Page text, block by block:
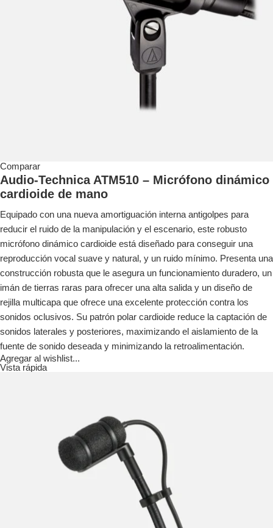
Comparar
Audio-Technica ATM510 – Micrófono dinámico
cardioide de mano
Equipado con una nueva amortiguación interna antigolpes para
reducir el ruido de la manipulación y el escenario, este robusto
micrófono dinámico cardioide está diseñado para conseguir una
reproducción vocal suave y natural, y un ruido mínimo. Presenta una
construcción robusta que le asegura un funcionamiento duradero, un
imán de tierras raras para ofrecer una alta salida y un diseño de
rejilla multicapa que ofrece una excelente protección contra los
sonidos oclusivos. Su patrón polar cardioide reduce la captación de
sonidos laterales y posteriores, maximizando el aislamiento de la
fuente de sonido deseada y minimizando la retroalimentación.
Agregar al wishlist...
Vista rápida